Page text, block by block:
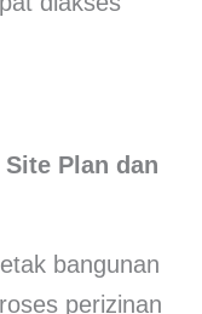
Plan dan
bangunan
perizinan